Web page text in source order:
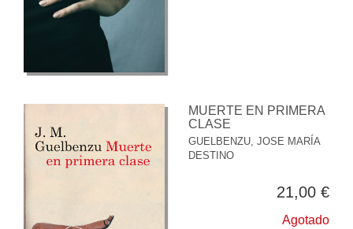
MUERTE EN PRIMERA
CLASE
GUELBENZU, JOSE MARÍA
DESTINO
21,00 €
Agotado